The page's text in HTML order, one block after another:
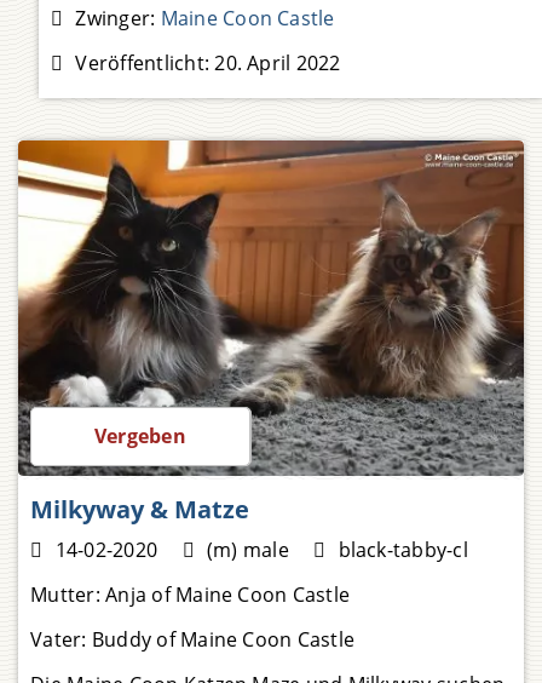
typvoll und eine würdige Vertreterin ihrer
Katzenrasse. Gina spielt gern und ausdauernd. Sie
Weiterlesen …
Zwinger: Maine Coon Castle
Veröffentlicht:20. April 2022
Preis auf Anfrage
Vergeben
Milkyway & Matze
14-02-2020 (m) male
black-tabby-cl
Mutter:Anja of Maine Coon Castle
Vater: Buddy of Maine Coon Castle